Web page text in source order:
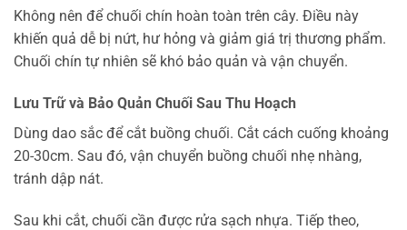
Không nên để chuối chín hoàn toàn trên cây. Điều này
khiến quả dễ bị nứt, hư hỏng và giảm giá trị thương phẩm.
Chuối chín tự nhiên sẽ khó bảo quản và vận chuyển.
Lưu Trữ và Bảo Quản Chuối Sau Thu Hoạch
Dùng dao sắc để cắt buồng chuối. Cắt cách cuống khoảng
20-30cm. Sau đó, vận chuyển buồng chuối nhẹ nhàng,
tránh dập nát.
Sau khi cắt, chuối cần được rửa sạch nhựa. Tiếp theo,